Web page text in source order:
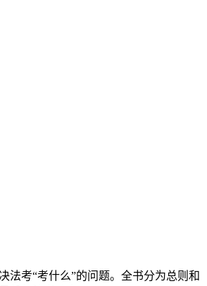
法考“考什么”的问题。全书分为总则和